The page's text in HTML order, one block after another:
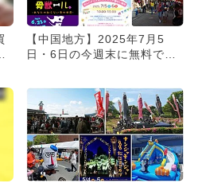
【中国地方】2025年7月5
日・6日の今週末に無料で楽